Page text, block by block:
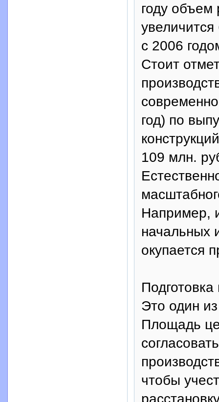
году объем
с 2006
Стоит
год) по
109 млн.
Например,
начальных
окупается
Это один
Площадь
чтобы